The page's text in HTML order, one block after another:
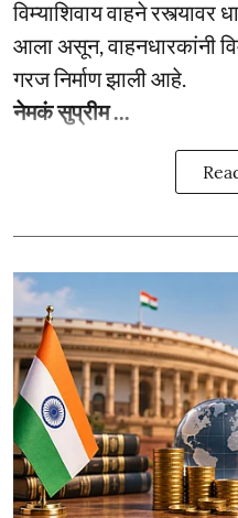
विम्याशिवाय वाहने रस्त्यावर
आला असून, वाहनधारकांनी
गरज निर्माण झाली आहे.
नेमकं सुप्रीम ...